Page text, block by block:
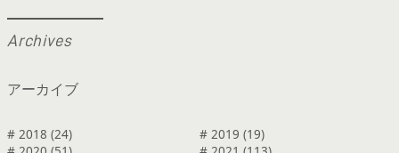
Archives
アーカイブ
# 2018 (24)
# 2019 (19)